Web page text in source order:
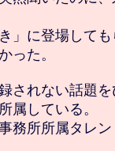
」に登場して
った。
されない話題を
属している。
務所所属タレ